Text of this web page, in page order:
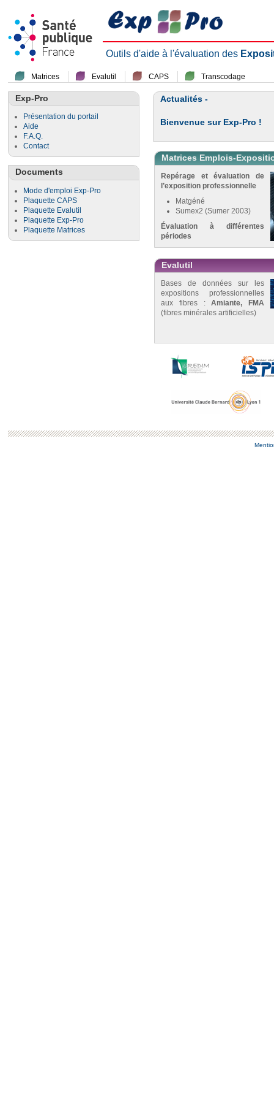
Outils d'aide à l'évaluation des
Matrices Evalutil CAPS Transcodage
Exp-Pro
Présentation du portail
Aide
F.A.Q.
Contact
Documents
Mode d'emploi Exp-Pro
Plaquette CAPS
Plaquette Evalutil
Plaquette Exp-Pro
Plaquette Matrices
Actualités -
Bienvenue sur Exp-Pro !
Matrices Emplois-
Repérage et évaluation de
l’exposition professionnelle
Matgéné
Sumex2 (Sumer 2003)
Évaluation à différentes
périodes
Evalutil
Bases de données sur les
expositions professionnelles
aux fibres :Amiante, FMA
(fibres minérales artificielles)